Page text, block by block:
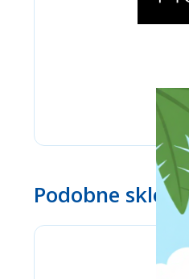
Podobne sklepy